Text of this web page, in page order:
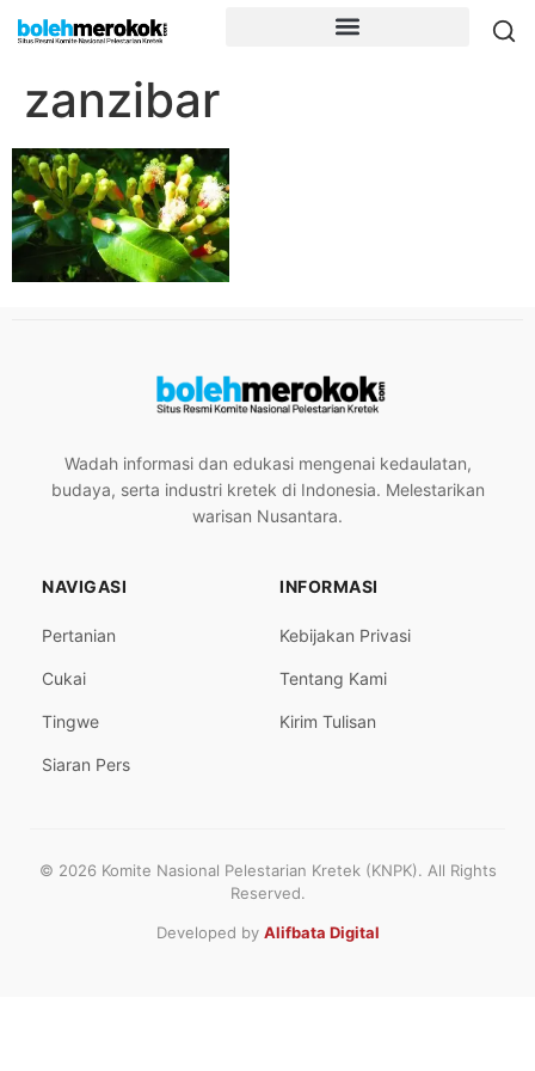
zanzibar
Wadah informasi dan edukasi mengenai kedaulatan,
budaya, serta industri kretek di Indonesia. Melestarikan
warisan Nusantara.
NAVIGASI
Pertanian
Cukai
Tingwe
Siaran Pers
INFORMASI
Kebijakan Privasi
Tentang Kami
Kirim Tulisan
© 2026 Komite Nasional Pelestarian Kretek (KNPK). All Rights
Reserved.
Developed by Alifbata Digital